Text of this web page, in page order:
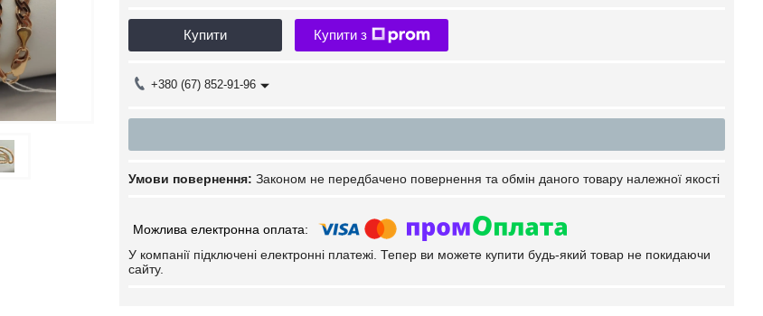
Купити Купити з
+380 (67) 852-91-96
Законом не передбачено повернення та обмін даного товару належної якості
У компанії підключені електронні платежі. Тепер ви можете купити будь-який товар не покидаючи
сайту.